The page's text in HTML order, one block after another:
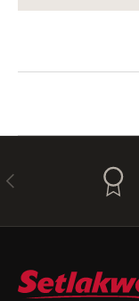
Précédent